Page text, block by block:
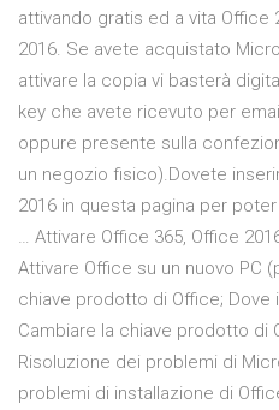
attivando gratis ed a vita Office
2016. Se avete acquistato
attivare la copia vi basterà
key che avete ricevuto per
oppure presente sulla
un negozio fisico).Dovete
2016 in questa pagina per
… Attivare Office 365, Office
Attivare Office su un nuovo PC
chiave prodotto di Office;
Cambiare la chiave prodotto di
Risoluzione dei problemi di
problemi di installazione di